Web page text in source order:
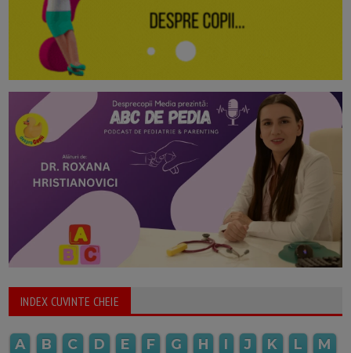
INDEX CUVINTE CHEIE
A B C D E F G H I J K L
M